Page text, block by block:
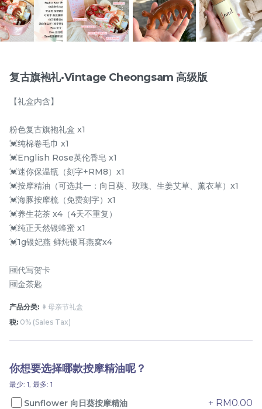
月满藤香 配套一
RM118.00
- +
月满藤香 配套四
-
复古旗袍礼·Vintage Cheongsam 高级版
【礼盒内含】
粉色复古旗袍礼盒 x1
💓纯棉卷毛巾 x1
💓English Rose英伦香皂 x1
💓迷你保温瓶（刻字+RM8）x1
💓按摩精油（可选其一：向日葵、玫瑰、生姜艾草、薰衣草）x1
💓海豚按摩梳（免费刻字）x1
💓养生花茶 x4（4天不重复）
💓纯正天然银蜂蜜 x1
💓1g银妃燕 鲜炖银耳燕窝x4
🆓代写贺卡
🆓金茶匙
产品分类: 👩母亲节礼盒
税: 0% (Sales Tax)
你想要选择哪款按摩精油呢？
最少: 1, 最多: 1
Sunflower 向日葵按摩精油 + RM0.00